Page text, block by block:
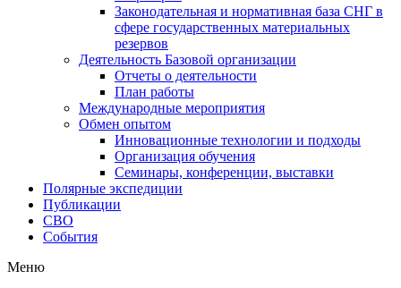
Законодательная и нормативная база СНГ в
сфере государственных материальных
резервов
Деятельность Базовой организации
Отчеты о деятельности
План работы
Международные мероприятия
Обмен опытом
Инновационные технологии и подходы
Организация обучения
Семинары, конференции, выставки
Полярные экспедиции
Публикации
СВО
События
Меню